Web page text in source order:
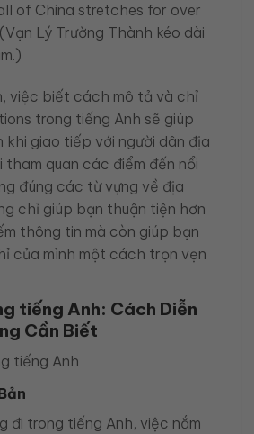
of China stretches for over
(Vạn Lý Trường Thành kéo dài
việc biết cách mô tả và chỉ
trong tiếng Anh sẽ giúp
khi giao tiếp với người dân địa
quan các điểm đến nổi
đúng các từ vựng về địa
chỉ giúp bạn thuận tiện hơn
thông tin mà còn giúp bạn
của mình một cách trọn vẹn
tiếng Anh: Cách Diễn
Cần Biết
đi trong tiếng Anh, việc nắm